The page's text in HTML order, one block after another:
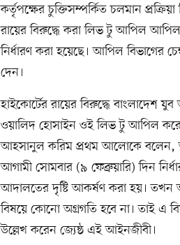
কর্তৃপক্ষের চুক্তিসম্পর্কিত চলমান
রায়ের বিরুদ্ধে করা লিভ টু আপিল আপিল
নির্ধারণ করা হয়েছে। আপিল বিভাগের
দেন।
হাইকোর্টের রায়ের বিরুদ্ধে বাংলাদেশ
ওয়ালিদ হোসাইন ওই লিভ টু আপিল
আহসানুল করিম প্রথম আলোকে বলেন,
আগামী সোমবার (৯ ফেব্রুয়ারি) দিন
আদালতের দৃষ্টি আকর্ষণ করা হয়।
বিষয়ে কোনো অগ্রগতি হবে না। তাই এ
উল্লেখ করেন জ্যেষ্ঠ এই আইনজীবী।